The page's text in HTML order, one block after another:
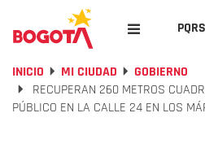
INICIO MI CIUDAD
GOBIERNO
RECUPERAN 260 METROS
PÚBLICO EN LA CALLE 24 EN LOS